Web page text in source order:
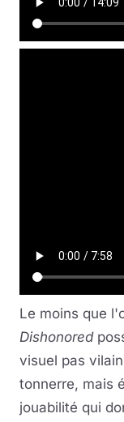
Le moins que
Dishonored
visuel pas
tonnerre, mais
jouabilité qui